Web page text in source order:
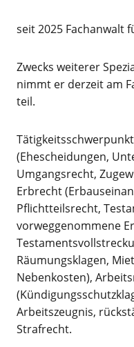
seit 2025 Fachanwalt
Zwecks weiterer
nimmt er derzeit am
teil.
(Ehescheidungen,
Umgangsrecht,
Erbrecht
Pflichtteilsrecht,
vorweggenommene
Räumungsklagen,
Nebenkosten),
Arbeitszeugnis,
Strafrecht.